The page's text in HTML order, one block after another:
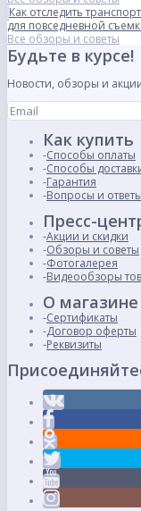
Как отследить
для повседневной
Все обзоры и советы
Будьте в курсе!
Новости, обзоры и
Как купить
Способы оплаты
Способы
Гарантия
Вопросы и ответы
Пресс-
Акции и скидки
Обзоры и советы
Фотогалерея
Видеообзоры
О магазине
Сертификаты
Договор оферты
Реквизиты